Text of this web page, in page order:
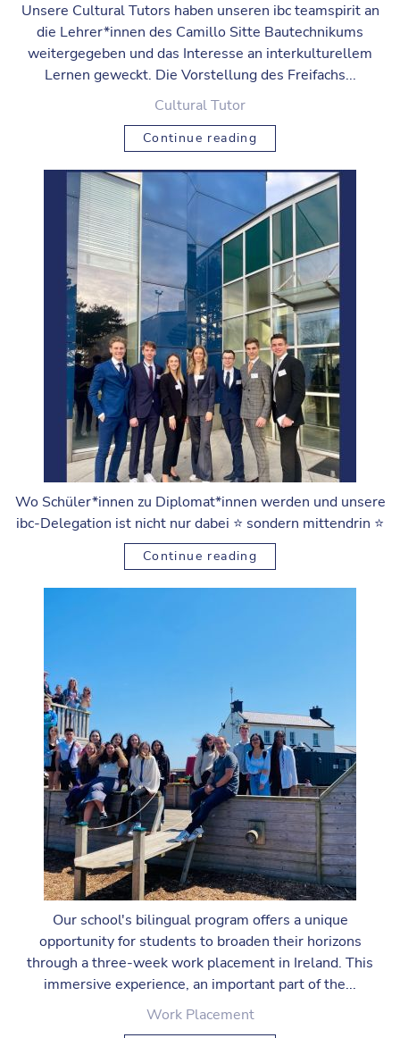
Unsere Cultural Tutors haben unseren ibc teamspirit an
die Lehrer*innen des Camillo Sitte Bautechnikums
weitergegeben und das Interesse an interkulturellem
Lernen geweckt. Die Vorstellung des Freifachs...
Cultural Tutor
Continue reading
Wo Schüler*innen zu Diplomat*innen werden und unsere
ibc-Delegation ist nicht nur dabei ⭐️ sondern mittendrin ⭐️
Continue reading
Our school's bilingual program offers a unique
opportunity for students to broaden their horizons
through a three-week work placement in Ireland. This
immersive experience, an important part of the...
Work Placement